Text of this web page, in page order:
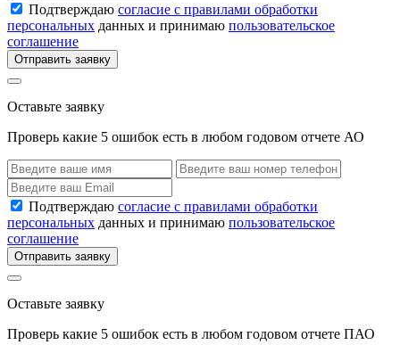
Подтверждаю согласие с правилами обработки
персональных данных и принимаю пользовательское
соглашение
Отправить заявку
Оставьте заявку
Проверь какие 5 ошибок есть в любом годовом отчете АО
Подтверждаю согласие с правилами обработки
персональных данных и принимаю пользовательское
соглашение
Отправить заявку
Оставьте заявку
Проверь какие 5 ошибок есть в любом годовом отчете ПАО